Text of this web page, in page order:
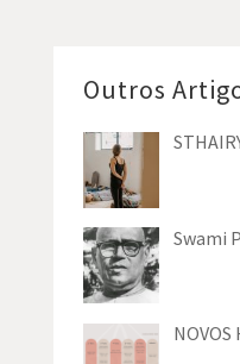
Outros
Swami
NOVOS